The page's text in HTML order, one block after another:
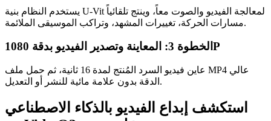
يستخدم النظام بنية U-Vit لمعالجة الفيديو والصوت معاً، وينتج تلقائياً
مسارات الحركة، تغييرات المشهد، وتراكب الموسيقى الملائمة.
الخطوة 3: المعاينة وتصدير الفيديو بدقة 1080P
عاين فيديو السرد المُنتج لمدة 16 ثانية، ثم حمل ملف MP4 عالي
الدقة بدون علامة مائية للنشر أو التعديل.
استكشف إبداع الفيديو بالذكاء الاصطناعي